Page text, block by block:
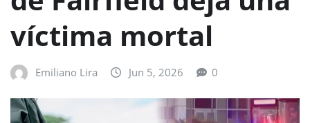
víctima mortal
Emiliano Lira Jun 5, 2026 0